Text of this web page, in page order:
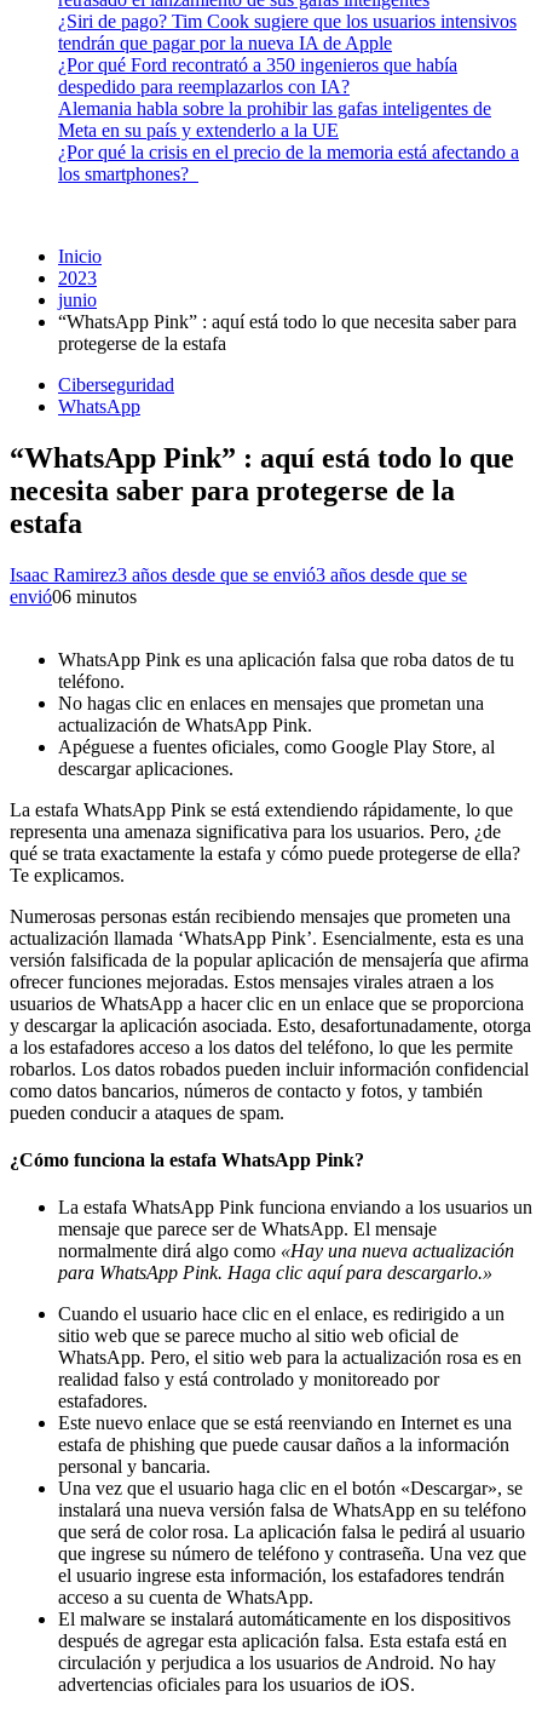
¿Siri de pago? Tim Cook sugiere que los usuarios intensivos
tendrán que pagar por la nueva IA de Apple
¿Por qué Ford recontrató a 350 ingenieros que había
despedido para reemplazarlos con IA?
Alemania habla sobre la prohibir las gafas inteligentes de
Meta en su país y extenderlo a la UE
¿Por qué la crisis en el precio de la memoria está afectando a
los smartphones?
Inicio
2023
junio
“WhatsApp Pink” : aquí está todo lo que necesita saber para
protegerse de la estafa
Ciberseguridad
WhatsApp
“WhatsApp Pink” : aquí está todo lo que
necesita saber para protegerse de la
estafa
Isaac Ramirez3 años desde que se envió3 años desde que se
envió06 minutos
WhatsApp Pink es una aplicación falsa que roba datos de tu
teléfono.
No hagas clic en enlaces en mensajes que prometan una
actualización de WhatsApp Pink.
Apéguese a fuentes oficiales, como Google Play Store, al
descargar aplicaciones.
La estafa WhatsApp Pink se está extendiendo rápidamente, lo que
representa una amenaza significativa para los usuarios. Pero, ¿de
qué se trata exactamente la estafa y cómo puede protegerse de ella?
Te explicamos.
Numerosas personas están recibiendo mensajes que prometen una
actualización llamada ‘WhatsApp Pink’. Esencialmente, esta es una
versión falsificada de la popular aplicación de mensajería que afirma
ofrecer funciones mejoradas. Estos mensajes virales atraen a los
usuarios de WhatsApp a hacer clic en un enlace que se proporciona
y descargar la aplicación asociada. Esto, desafortunadamente, otorga
a los estafadores acceso a los datos del teléfono, lo que les permite
robarlos. Los datos robados pueden incluir información confidencial
como datos bancarios, números de contacto y fotos, y también
pueden conducir a ataques de spam.
¿Cómo funciona la estafa WhatsApp Pink?
La estafa WhatsApp Pink funciona enviando a los usuarios un
mensaje que parece ser de WhatsApp. El mensaje
normalmente dirá algo como «Hay una nueva actualización
para WhatsApp Pink. Haga clic aquí para descargarlo.»
Cuando el usuario hace clic en el enlace, es redirigido a un
sitio web que se parece mucho al sitio web oficial de
WhatsApp. Pero, el sitio web para la actualización rosa es en
realidad falso y está controlado y monitoreado por
estafadores.
Este nuevo enlace que se está reenviando en Internet es una
estafa de phishing que puede causar daños a la información
personal y bancaria.
Una vez que el usuario haga clic en el botón «Descargar», se
instalará una nueva versión falsa de WhatsApp en su teléfono
que será de color rosa. La aplicación falsa le pedirá al usuario
que ingrese su número de teléfono y contraseña. Una vez que
el usuario ingrese esta información, los estafadores tendrán
acceso a su cuenta de WhatsApp.
El malware se instalará automáticamente en los dispositivos
después de agregar esta aplicación falsa. Esta estafa está en
circulación y perjudica a los usuarios de Android. No hay
advertencias oficiales para los usuarios de iOS.